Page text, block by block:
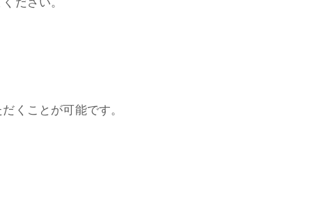
くことが可能です。